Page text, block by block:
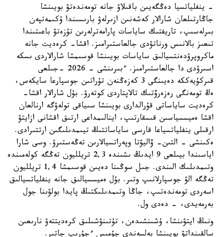
- ينفلياتسيا دەڭگەيىن باقىلاۋ جانە تومەندەتۋ بويىنشا
جاڭارتىلعان شارالار كەشەنىن ازىرلەۋ بارىسىندا ۇكىمەتپەن
بىرلەسىپ، تاريفتىك ساياسات پارامەترلەرىن تۇزەتۋ باعىتىندا
تىعىز بالانىس ورناتۋدى جالعاستىرامىز. اقشا- كرەديت جانە
ماكروپرۋدەنتسيالىق ساياسات بويىنشا قوسىمشا شارالاردى ىسكە
اسىرۋدى دا جالعاستىرامىز. ءبىرىنشى - 2026 -جىلعى
قىركۇيەككە دەيىنگى 3 كەزەڭنەن تۇراتىن جوسپارعا سايكەس،
ەڭ تومەنگى رەزەرۆتىك تالاپتاردى كوتەرۋ. بۇل شارالار اقشا-
كرەديت ساياساتى قۇرالدارى بويىنشا سىياقى تولەۋگە ارنالعان
اقشا ەميسسياسىن قىسقارتىپ، اينالىمداعى ارتىق اقشانى ازايتۋ
ارقىلى ينفلياتسياعا قارسى ساياساتتىڭ تيىمدىلىگىن ارتتىرادى.
ەكىنشى - التىن- ۆاليۋتا وپەراتسيالارىن تەڭەستىرۋ. وسى شارا
اياسىندا بيىلعى 9 ايدىڭ ىشىندە 2,3 تريلليون تەڭگە كولەمىندە
وتىمدىلىك الىندى. جىل سوڭىنا دەيىن قوسىمشا 1,4 تريلليون
تەڭگە الۋ جوسپارلانىپ وتىر. بۇل ەميسسيالىق جانە ينفلياتسيالىق
اسەردى تومەندەتىپ، جاڭا وتىمدىلىكتىڭ پايدا بولۋىنا جول
بەرمەيدى، - دەدى ول.
ونىڭ ايتۋىنشا، ۇشىنشىدەن، تۇتىنۋشىلىق كرەديتتەۋ نارىعىن